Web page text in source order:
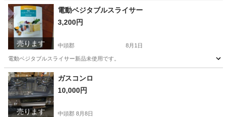
沖縄 中頭郡 キッチン家電
売ります
電動ベジタブルスライサー
3,200円
中頭郡 8月1日
電動ベジタブルスライサー新品未使用です。
沖縄 中頭郡 調理器具
売ります
ガスコンロ
10,000円
中頭郡 8月8日